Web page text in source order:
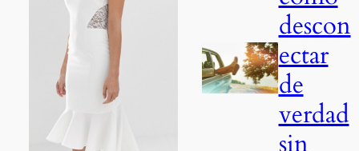
descon
ectar
de
verdad
sin